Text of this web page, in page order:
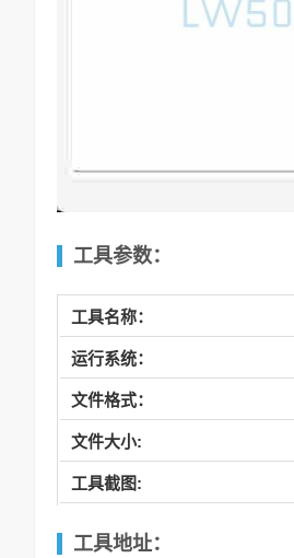
工具参数：
工具名称：
运行系统：
文件格式：
文件大小:
工具截图:
工具地址：